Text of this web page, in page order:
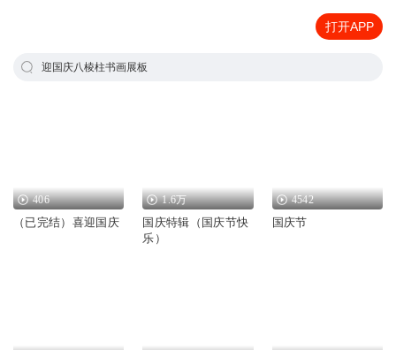
打开APP
迎国庆八棱柱书画展板
406
（已完结）喜迎国庆
1.6万
国庆特辑（国庆节快
乐）
4542
国庆节